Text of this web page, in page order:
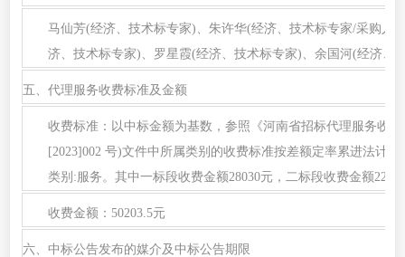
马仙芳(经济、技术标专家)、朱许华(经济、技术标专家/采购人
济、技术标专家)、罗星霞(经济、技术标专家)、余国河(经济、
五、代理服务收费标准及金额
收费标准：以中标金额为基数，参照《河南省招标代理服务收
[2023]002 号)文件中所属类别的收费标准按差额定率累进法计
类别:服务。其中一标段收费金额28030元，二标段收费金额
收费金额： 50203.5元
六、中标公告发布的媒介及中标公告期限